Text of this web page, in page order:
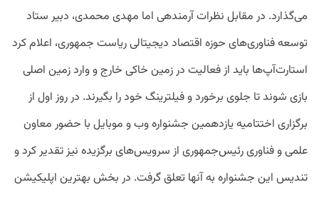
می‌گذارد. در مقابل نظرات آرمندهی اما مهدی محمدی، دبیر ستاد
توسعه فناوری‌های حوزه اقتصاد دیجیتالی ریاست جمهوری، اعلام کرد
استارت‌آپ‌ها باید از فعالیت در زمین خاکی خارج و وارد زمین اصلی
بازی شوند تا جلوی برخورد و فیلترینگ خود را بگیرند. در روز اول از
برگزاری اختتامیه یازدهمین جشنواره وب و موبایل با حضور معاون
علمی و فناوری رئیس‌جمهوری از سرویس‌های برگزیده نیز تقدیر کرد و
تندیس این جشنواره به آنها تعلق گرفت. در بخش بهترین اپلیکیشن